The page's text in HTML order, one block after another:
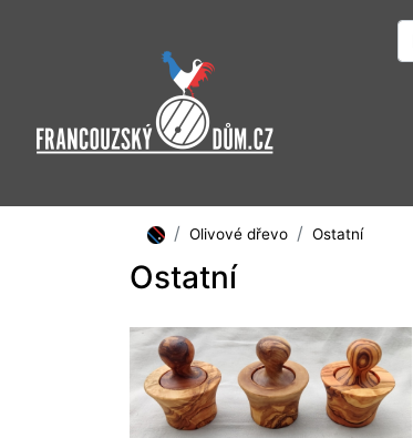
Olivové dřevo Ostatní
Ostatní